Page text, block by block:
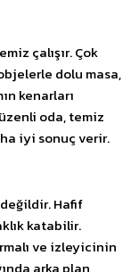
çalışır. Çok
dolu masa,
kenarları
oda, temiz
iyi sonuç verir.
Hafif
katabilir.
ve izleyicinin